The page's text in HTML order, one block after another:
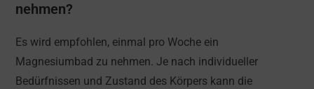
nehmen?
Es wird empfohlen, einmal pro Woche ein
Magnesiumbad zu nehmen. Je nach individueller
Bedürfnissen und Zustand des Körpers kann die